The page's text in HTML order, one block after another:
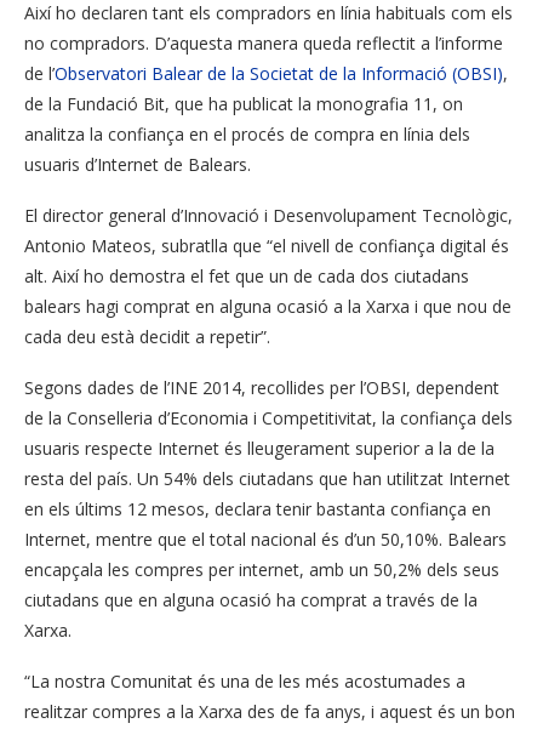
Així ho declaren tant els compradors en línia habituals com els
no compradors. D’aquesta manera queda reflectit a l’informe
de l’Observatori Balear de la Societat de la Informació (OBSI),
de la Fundació Bit, que ha publicat la monografia 11, on
analitza la confiança en el procés de compra en línia dels
usuaris d’Internet de Balears.
El director general d’Innovació i Desenvolupament Tecnològic,
Antonio Mateos, subratlla que “el nivell de confiança digital és
alt. Així ho demostra el fet que un de cada dos ciutadans
balears hagi comprat en alguna ocasió a la Xarxa i que nou de
cada deu està decidit a repetir”.
Segons dades de l’INE 2014, recollides per l’OBSI, dependent
de la Conselleria d’Economia i Competitivitat, la confiança dels
usuaris respecte Internet és lleugerament superior a la de la
resta del país. Un 54% dels ciutadans que han utilitzat Internet
en els últims 12 mesos, declara tenir bastanta confiança en
Internet, mentre que el total nacional és d’un 50,10%. Balears
encapçala les compres per internet, amb un 50,2% dels seus
ciutadans que en alguna ocasió ha comprat a través de la
Xarxa.
“La nostra Comunitat és una de les més acostumades a
realitzar compres a la Xarxa des de fa anys, i aquest és un bon